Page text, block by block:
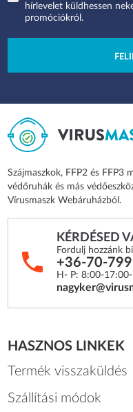
hírlevelet küldhessen
promóciókról.
Szájmaszkok, FFP2 és FFP3
védőruhák és más
Vírusmaszk Webáruházból.
KÉRDÉSED
Fordulj hozzánk
+36-70-
H- P: 8:00-
HASZNOS LINKEK
Termék visszaküldés
Szállítási módok